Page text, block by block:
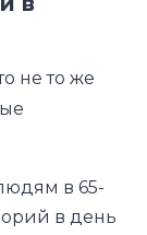
не то же
в 65-
в день